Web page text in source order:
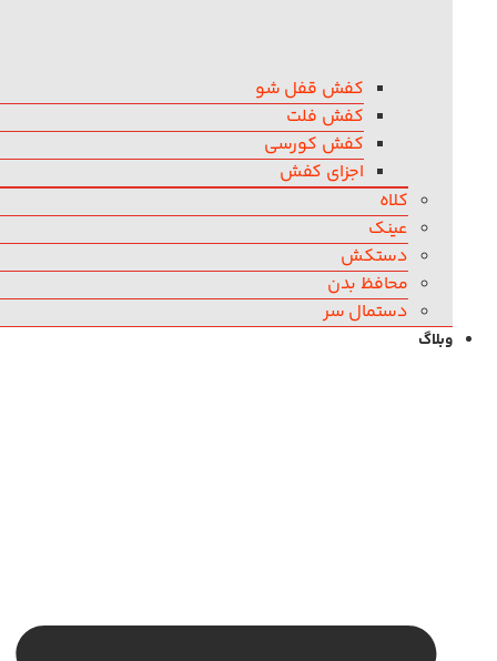
کفش قفل شو
کفش فلت
کفش کورسی
اجزای کفش
کلاه
عینک
دستکش
محافظ بدن
دستمال سر
وبلاگ